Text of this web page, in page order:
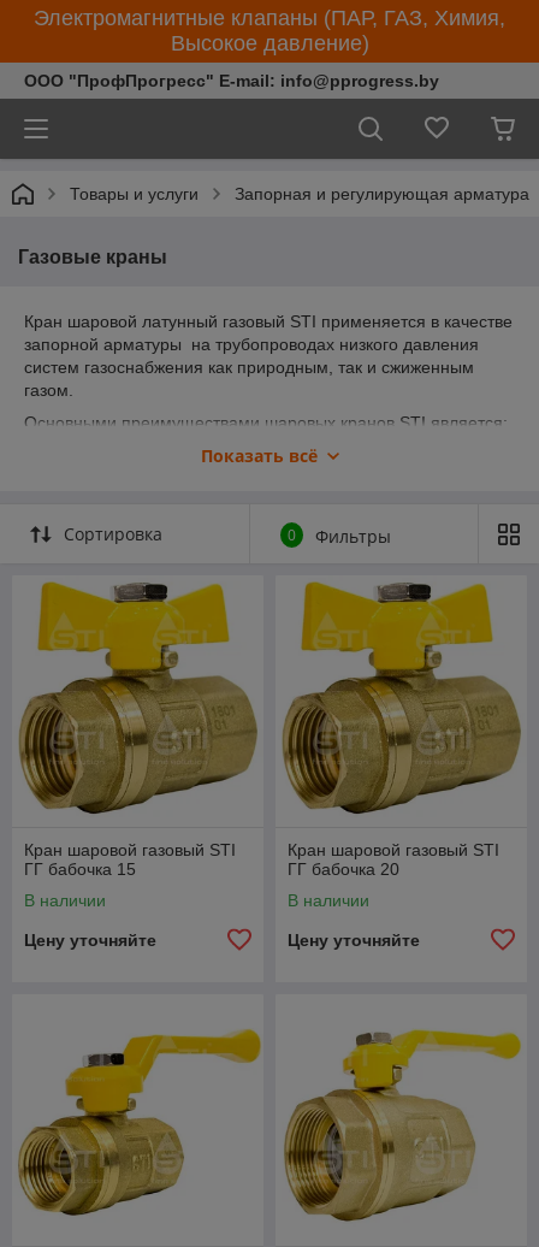
Электромагнитные клапаны (ПАР, ГАЗ, Химия,
Высокое давление)
ООО "ПрофПрогресс" E-mail: info@pprogress.by
Товары и услуги Запорная и регулирующая арматура
Газовые краны
Кран шаровой латунный газовый STI применяется в качестве
запорной арматуры на трубопрово­дах низкого давления
систем газоснабжения как природным, так и сжиженным
газом.
Основными преимуществами шаровых кранов STI является:
Уплотнение шара выполнено термостойким
(фторкаучука)
«зеркальной» полировкой и трехслойным покрытием
Уникальная защитная лазерная гравировка на
каждом кране, обозначающая дату изготовления и
номер партии.
Основные технические характеристики
кранов STI газ:
Размеры газовых кранов STI муфта-муфта
бабочка:
Показать всё
Сортировка 0 Фильтры
Кран шаровой газовый STI
ГГ бабочка 15
В наличии
Цену уточняйте
Кран шаровой газовый STI
ГГ бабочка 20
В наличии
Цену уточняйте